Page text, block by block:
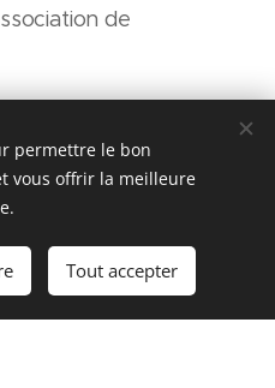
de
Events SA
Cookies
! Commencer
permettre le bon
vous offrir la meilleure
Tout accepter